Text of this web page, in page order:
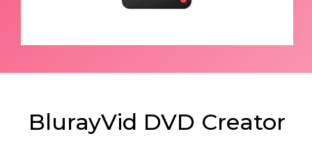
BlurayVid DVD Creator